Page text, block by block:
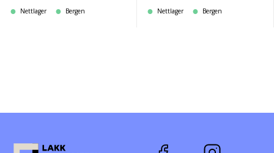
Nettlager Bergen Nettlager Bergen